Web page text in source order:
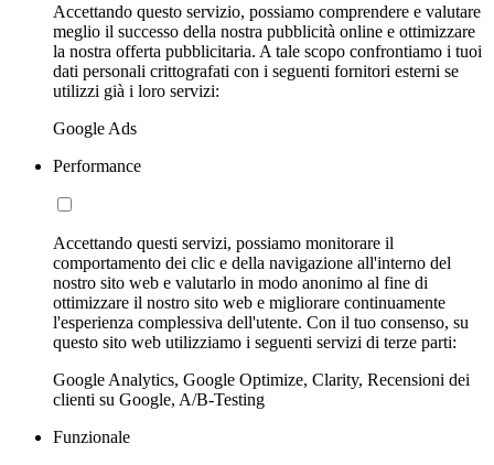
Accettando questo servizio, possiamo comprendere e valutare
meglio il successo della nostra pubblicità online e ottimizzare
la nostra offerta pubblicitaria. A tale scopo confrontiamo i tuoi
dati personali crittografati con i seguenti fornitori esterni se
utilizzi già i loro servizi:
Google Ads
Performance
Accettando questi servizi, possiamo monitorare il
comportamento dei clic e della navigazione all'interno del
nostro sito web e valutarlo in modo anonimo al fine di
ottimizzare il nostro sito web e migliorare continuamente
l'esperienza complessiva dell'utente. Con il tuo consenso, su
questo sito web utilizziamo i seguenti servizi di terze parti:
Google Analytics, Google Optimize, Clarity, Recensioni dei
clienti su Google, A/B-Testing
Funzionale